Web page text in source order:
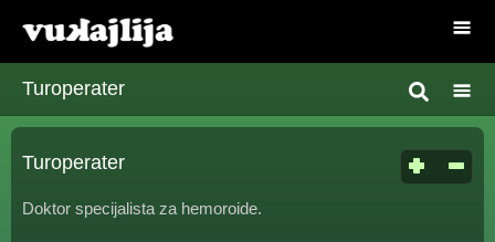
Turoperater
Turoperater
Doktor specijalista za hemoroide.